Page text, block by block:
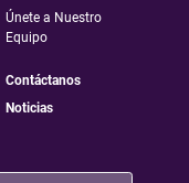
Únete a Nuestro
Equipo
Contáctanos
Noticias